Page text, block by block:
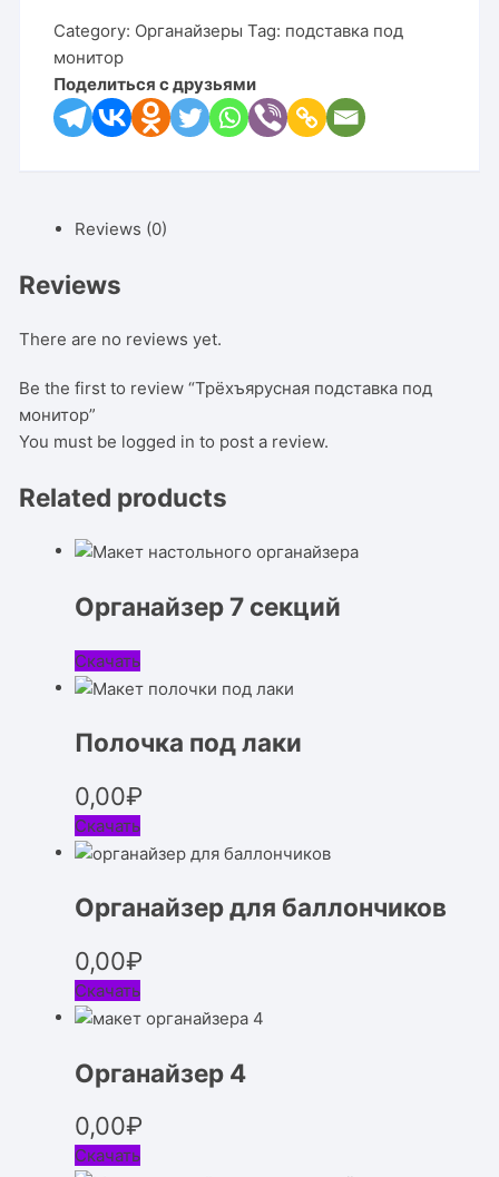
Category: Органайзеры Tag: подставка под
монитор
Поделиться с друзьями
Reviews (0)
Reviews
There are no reviews yet.
Be the first to review “Трёхъярусная подставка под
монитор”
You must be logged in to post a review.
Related products
Органайзер 7 секций
Скачать
Полочка под лаки
0,00₽
Скачать
Органайзер для баллончиков
0,00₽
Скачать
Органайзер 4
0,00₽
Скачать